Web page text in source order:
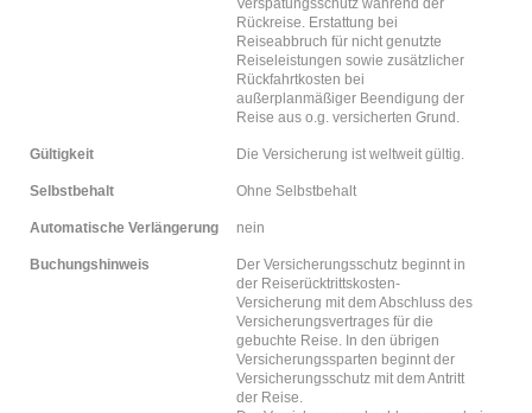
Verspätungsschutz während der
Rückreise. Erstattung bei
Reiseabbruch für nicht genutzte
Reiseleistungen sowie zusätzlicher
Rückfahrtkosten bei
außerplanmäßiger Beendigung der
Reise aus o.g. versicherten Grund.
Gültigkeit Die Versicherung ist weltweit gültig.
Selbstbehalt Ohne Selbstbehalt
Automatische Verlängerung nein
Buchungshinweis
Der Versicherungsschutz beginnt in
der Reiserücktrittskosten-
Versicherung mit dem Abschluss des
Versicherungsvertrages für die
gebuchte Reise. In den übrigen
Versicherungssparten beginnt der
Versicherungsschutz mit dem Antritt
der Reise.